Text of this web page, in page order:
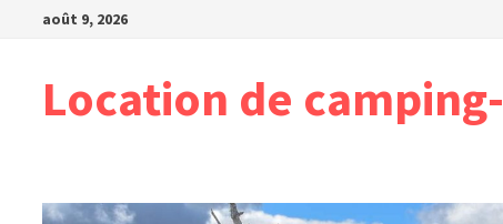
Passeraoût 9, 2026
Location de